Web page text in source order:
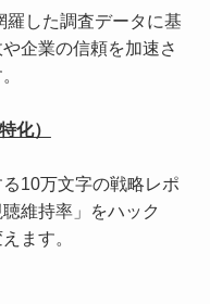
した調査データに基
企業の信頼を加速さ
化）
10万文字の戦略レポ
維持率」をハック
ます。